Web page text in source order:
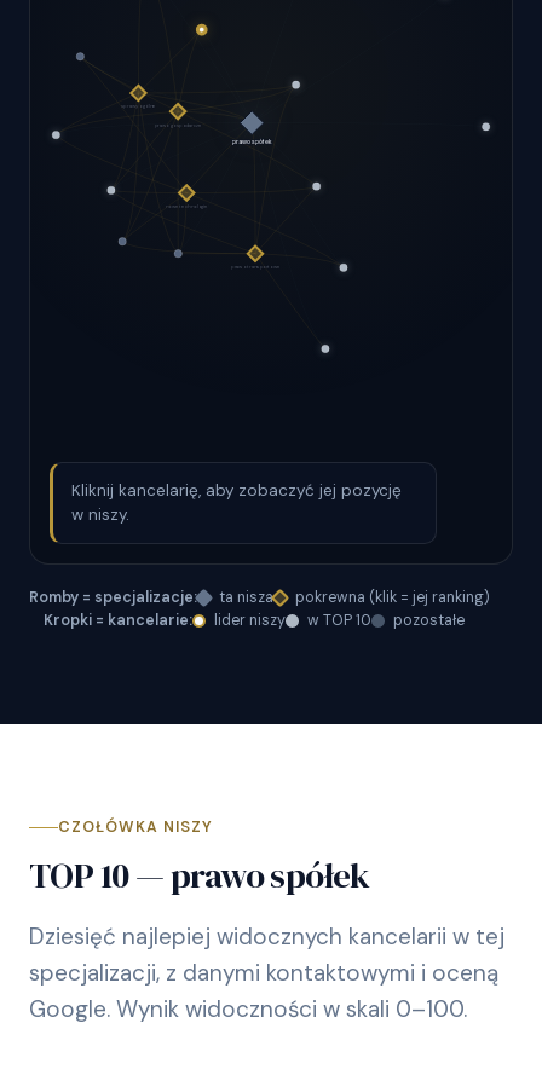
Kliknij kancelarię, aby zobaczyć jej pozycję
w niszy.
Romby = specjalizacje: ta nisza
pokrewna (klik = jej ranking)
Kropki = kancelarie:
lider niszy w TOP 10 pozostałe
CZOŁÓWKA NISZY
TOP 10 — prawo spółek
Dziesięć najlepiej widocznych kancelarii w tej
specjalizacji, z danymi kontaktowymi i oceną
Google. Wynik widoczności w skali 0–100.